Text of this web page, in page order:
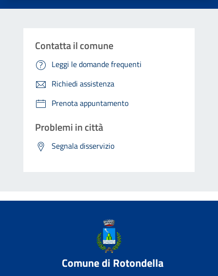
Contatta il comune
Leggi le domande frequenti
Richiedi assistenza
Prenota appuntamento
Problemi in città
Segnala disservizio
Comune di Rotondella